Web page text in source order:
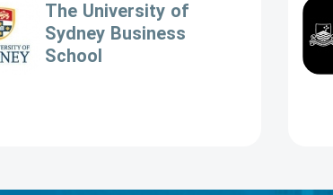
The University of
Sydney Business
School